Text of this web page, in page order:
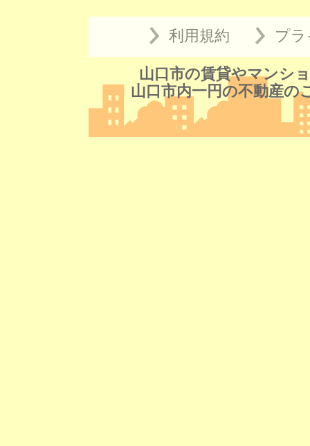
利用規約 プ
山口市の賃貸やマンシ
山口市内一円の不動産の